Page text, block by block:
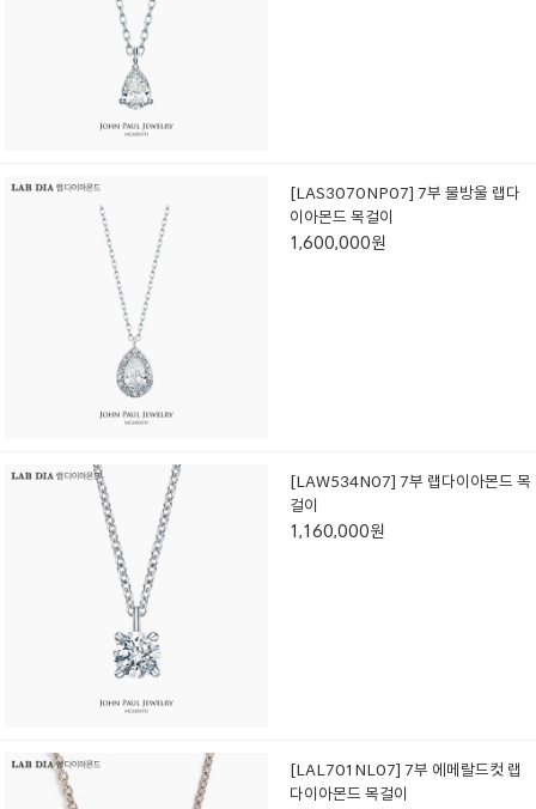
[LAS3070NP07] 7부 물방울 랩다
이아몬드 목걸이
1,600,000원
[LAW534N07] 7부 랩다이아몬드 목
걸이
1,160,000원
[LAL701NL07] 7부 에메랄드컷 랩
다이아몬드 목걸이